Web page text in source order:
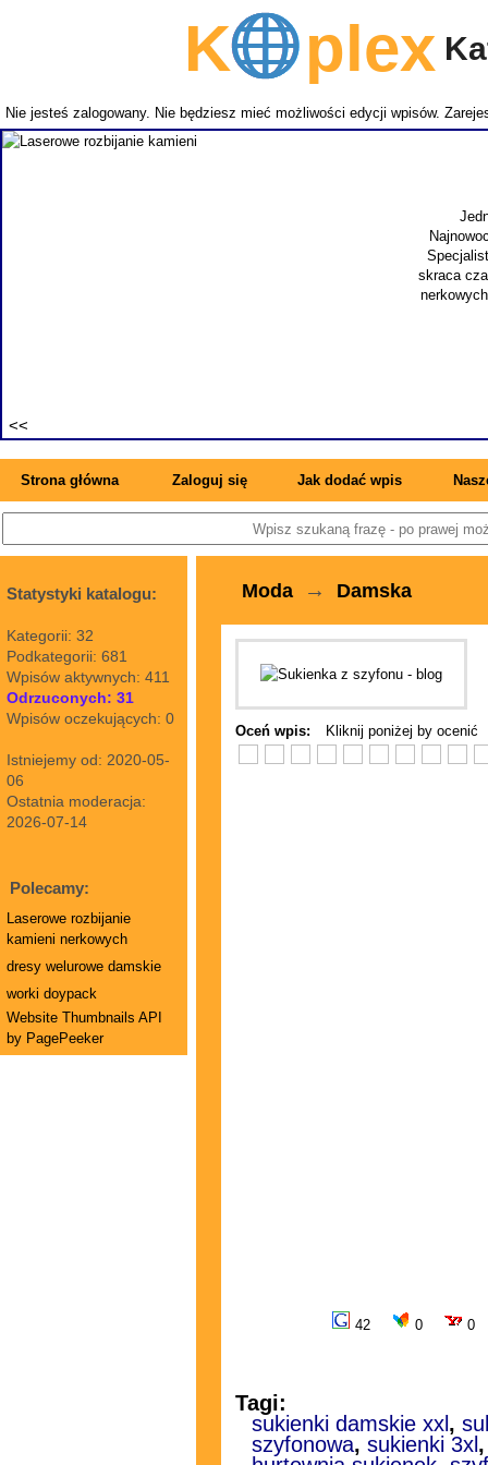
Kplex
Nie jesteś zalogowany. Nie będziesz mieć możliwości edycji wpisów.
skraca
Strona główna Zaloguj się Jak dodać wpis
Statystyki katalogu:
Kategorii: 32
Podkategorii: 681
Wpisów aktywnych: 411
Odrzuconych: 31
Wpisów oczekujących: 0
Istniejemy od: 2020-05-
06
Ostatnia moderacja:
2026-07-14
Polecamy:
Laserowe rozbijanie
kamieni nerkowych
dresy welurowe damskie
worki doypack
Website Thumbnails API
by PagePeeker
Moda → Damska
Oceń wpis: Kliknij poniżej by ocenić
42 0 0
Tagi:
sukienki damskie xxl ,
szyfonowa, sukienki 3xl